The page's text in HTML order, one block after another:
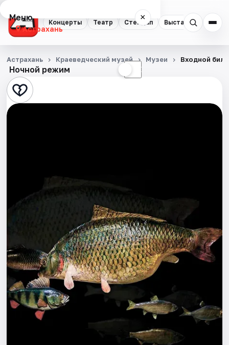
Концерты Театр Стендап Выставки
Меню ×
Астрахань
Концерты
Театр
Стендап
Спорт
События
Города
Площадки
Артисты
Ночной режим ☾
Астрахань Краеведческий музей Музеи Входной